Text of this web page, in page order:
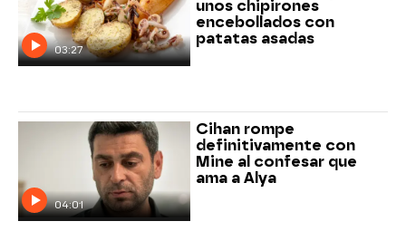
03:27
unos chipirones
encebollados con
patatas asadas
04:01
Cihan rompe
definitivamente con
Mine al confesar que
ama a Alya